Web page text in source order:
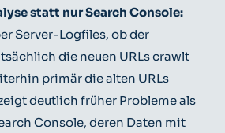
statt nur Search Console:
Server-Logfiles, ob der
die neuen URLs crawlt
primär die alten URLs
deutlich früher Probleme als
Console, deren Daten mit